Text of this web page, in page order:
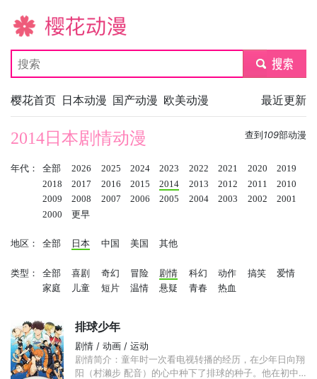
樱花动漫
submit
樱花首页 日本动漫 国产动漫 欧美动漫 最近更新
查到 109部动漫
2014日本剧情动漫
年代： 全部 2026 2025 2024 2023 2022 2021 2020
2019
2018
2017 2016 2015 2014 2013 2012 2011
2010
2009
2008 2007 2006 2005 2004 2003 2002
2001
2000
更早
地区： 全部 日本 中国 美国 其他
类型： 全部 喜剧 奇幻 冒险 剧情 科幻 动作 搞笑
爱情
家庭
儿童 短片 温情 悬疑 青春 热血
排球少年
剧情 / 动画 / 运动
剧情简介：童年时一次看电视转播的经历，在少年日向翔
阳（村濑步 配音）的心中种下了排球的种子。他在初中